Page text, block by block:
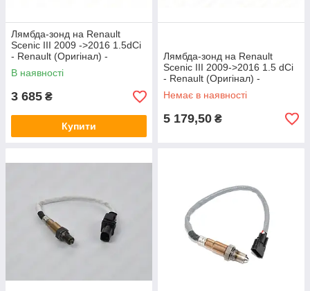
Лямбда-зонд на Renault
Scenic III 2009 ->2016 1.5dCi
- Renault (Оригінал) -
226A47292R
В наявності
3 685 ₴
Купити
Лямбда-зонд на Renault
Scenic III 2009->2016 1.5 dCi
- Renault (Оригінал) -
226A41733R
Немає в наявності
5 179,50 ₴